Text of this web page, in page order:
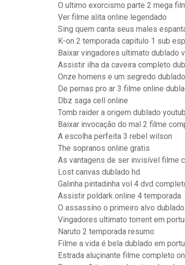
O ultimo exorcismo parte 2 mega
Ver filme alita online legendado
Sing quem canta seus males
K-on 2 temporada capitulo 1 sub
Baixar vingadores ultimato dublado
Assistir ilha da caveira completo
Onze homens e um segredo
De pernas pro ar 3 filme online
Dbz saga cell online
Tomb raider a origem dublado
Baixar invocação do mal 2 filme
A escolha perfeita 3 rebel wilson
The sopranos online gratis
As vantagens de ser invisível filme
Lost canvas dublado hd
Galinha pintadinha vol 4 dvd
Assistir poldark online 4 temporada
O assassíno o primeiro alvo
Vingadores ultimato torrent em
Naruto 2 temporada resumo
Filme a vida é bela dublado em
Estrada aluçinante filme completo